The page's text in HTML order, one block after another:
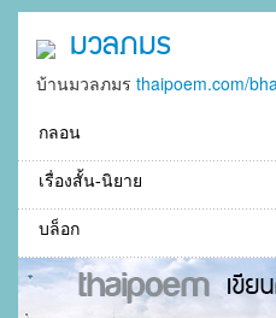
มวลภมร
บ้านมวลภมร thaipoem.com/
กลอน
เรื่องสั้น-นิยาย
บล็อก